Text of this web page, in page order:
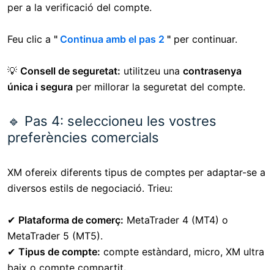
per a la verificació del compte.
Feu clic a " Continua amb el pas 2 " per continuar.
💡 Consell de seguretat: utilitzeu una contrasenya
única i segura per millorar la seguretat del compte.
🔹 Pas 4: seleccioneu les vostres
preferències comercials
XM ofereix diferents tipus de comptes per adaptar-se a
diversos estils de negociació. Trieu:
✔ Plataforma de comerç: MetaTrader 4 (MT4) o
MetaTrader 5 (MT5).
✔ Tipus de compte: compte estàndard, micro, XM ultra
baix o compte compartit.